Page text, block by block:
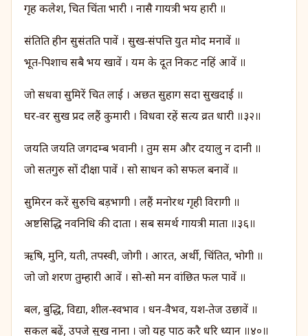
गृह कलेश, चित चिंता भारी । नासै गायत्री भय हारी ॥
संतिति हीन सुसंतति पावें । सुख‑संपत्ति युत मोद मनावें ॥
भूत‑पिशाच सबै भय खावें । यम के दूत निकट नहिं आवें ॥
जो सधवा सुमिरें चित लाई । अछत सुहाग सदा सुखदाई ॥
घर‑वर सुख प्रद लहैं कुमारी । विधवा रहें सत्य व्रत धारी ॥३२॥
जयति जयति जगदम्ब भवानी । तुम सम और दयालु न दानी ॥
जो सतगुरु सों दीक्षा पावें । सो साधन को सफल बनावें ॥
सुमिरन करें सुरुचि बड़भागी । लहैं मनोरथ गृही विरागी ॥
अष्टसिद्धि नवनिधि की दाता । सब समर्थ गायत्री माता ॥३६॥
ऋषि, मुनि, यती, तपस्वी, जोगी । आरत, अर्थी, चिंतित, भोगी ॥
जो जो शरण तुम्हारी आवें । सो‑सो मन वांछित फल पावें ॥
बल, बुद्धि, विद्या, शील‑स्वभाव । धन‑वैभव, यश‑तेज उछावें ॥
सकल बढ़ें, उपजे सुख नाना । जो यह पाठ करै धरि ध्यान ॥४०॥